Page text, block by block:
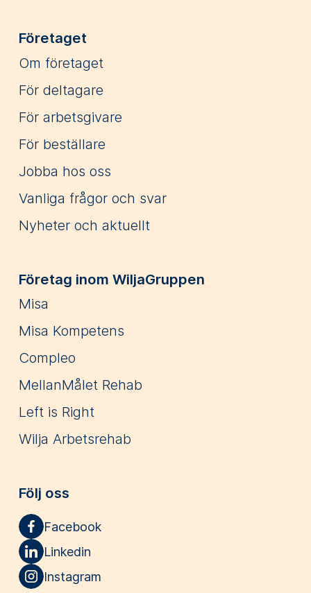
Företaget
Om företaget
För deltagare
För arbetsgivare
För beställare
Jobba hos oss
Vanliga frågor och svar
Nyheter och aktuellt
Företag inom WiljaGruppen
Misa
Misa Kompetens
Compleo
MellanMålet Rehab
Left is Right
Wilja Arbetsrehab
Följ oss
Facebook
Linkedin
Instagram